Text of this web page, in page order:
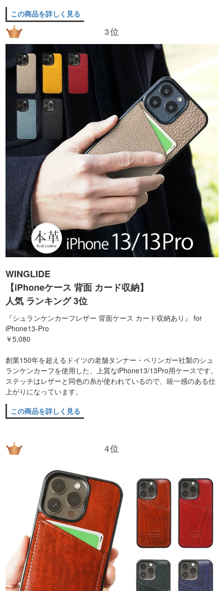
この商品を詳しく見る
3位
WINGLIDE
【iPhoneケース 背面 カード収納】
人気 ランキング 3位
『シュランケンカーフレザー 背面ケース カード収納あり』 for
iPhone13-Pro
￥5,080
創業150年を超えるドイツの老舗タンナー・ペリンガー社製のシュ
ランケンカーフを使用した、上質なiPhone13/13Pro用ケースです。
ステッチはレザーと同色の糸が使われているので、統一感のある仕
上がりになっています。
この商品を詳しく見る
4位